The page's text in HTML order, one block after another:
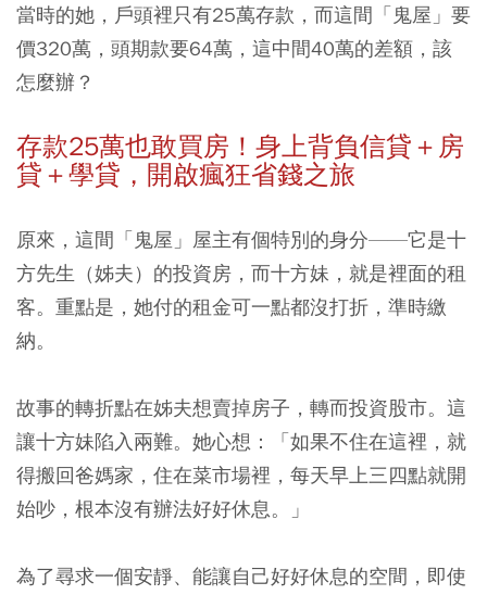
當時的她，戶頭裡只有25萬存款，而這間「鬼屋」要
價320萬，頭期款要64萬，這中間40萬的差額，該
怎麼辦？
存款25萬也敢買房！身上背負信貸＋房
貸＋學貸，開啟瘋狂省錢之旅
原來，這間「鬼屋」屋主有個特別的身分——它是十
方先生（姊夫）的投資房，而十方妹，就是裡面的租
客。重點是，她付的租金可一點都沒打折，準時繳
納。
故事的轉折點在姊夫想賣掉房子，轉而投資股市。這
讓十方妹陷入兩難。她心想：「如果不住在這裡，就
得搬回爸媽家，住在菜市場裡，每天早上三四點就開
始吵，根本沒有辦法好好休息。」
為了尋求一個安靜、能讓自己好好休息的空間，即使